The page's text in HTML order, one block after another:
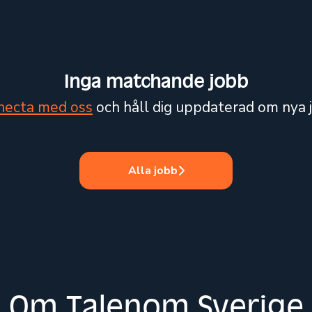
Inga matchande jobb
med oss och håll dig uppdaterad om nya
Alla jobb